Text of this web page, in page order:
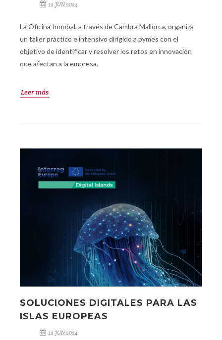
12 JUN 2024
La Oficina Innobal, a través de Cambra Mallorca, organiza
un taller práctico e intensivo dirigido a pymes con el
objetivo de identificar y resolver los retos en innovación
que afectan a la empresa.
Leer más
SOLUCIONES DIGITALES PARA LAS
ISLAS EUROPEAS
12 JUN 2024